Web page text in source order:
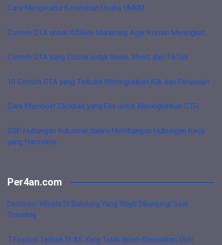
Cara Mengetahui Kesehatan Usaha UMKM
Contoh CTA untuk Affiliate Marketing Agar Komisi Meningkat
Contoh CTA yang Cocok untuk Reels, Short, dan TikTok
10 Contoh CTA yang Terbukti Meningkatkan Klik dan Penjualan
Cara Membuat Clickbait yang Etis untuk Meningkatkan CTR
SOP Hubungan Industrial dalam Membangun Hubungan Kerja
yang Harmonis
Per4an.com
Destinasi Wisata Di Bandung Yang Wajib Dikunjungi Saat
Traveling
7 Festival Terbaik Di AS Yang Tidak Boleh Dilewatkan Oleh